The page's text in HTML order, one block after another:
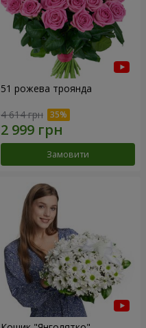
51 рожева троянда
4 614 грн
Замовити